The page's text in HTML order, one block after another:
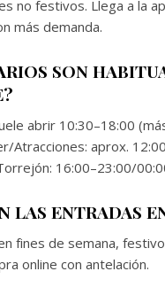
no festivos. Llega a la
más demanda.
SON
abrir 10:30–18:00
Atracciones: aprox.
16:00–23:00/
LAS ENTRADAS
fines de semana,
online con antelación.